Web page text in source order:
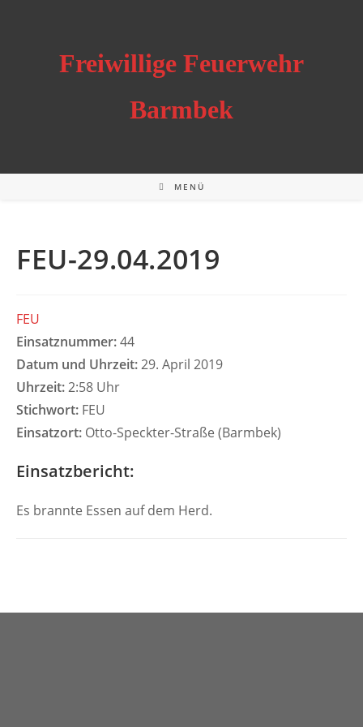
Freiwillige Feuerwehr
Barmbek
MENÜ
FEU-29.04.2019
FEU
Einsatznummer:44
Datum und Uhrzeit:29. April 2019
Uhrzeit:2:58 Uhr
Stichwort: FEU
Einsatzort: Otto-Speckter-Straße (Barmbek)
Einsatzbericht:
Es brannte Essen auf dem Herd.